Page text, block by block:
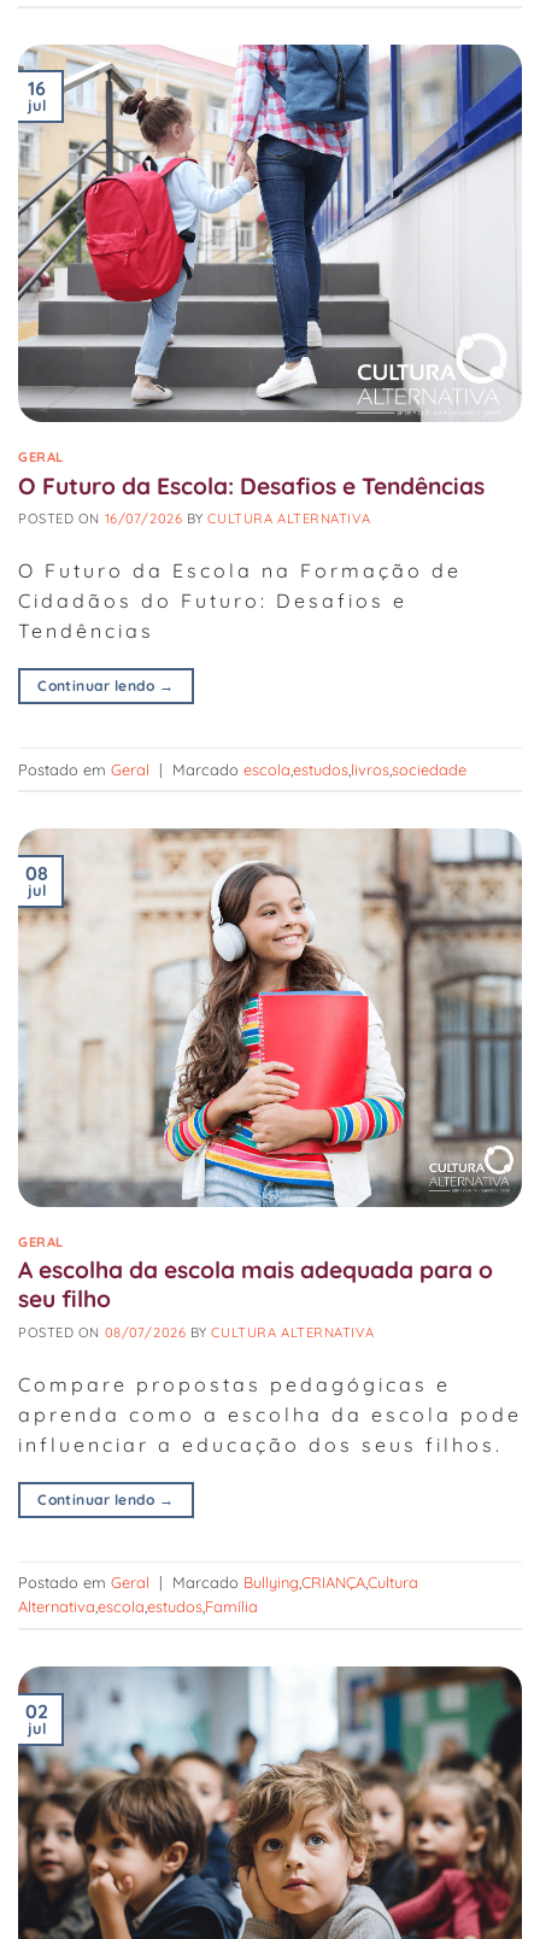
16
jul
GERAL
O Futuro da Escola: Desafios e Tendências
POSTED ON 16/07/2026 BYCULTURA ALTERNATIVA
O Futuro da Escola na Formação de
Cidadãos do Futuro: Desafios e
Tendências
Continuar lendo →
Postado em Geral | Marcado escolaestudoslivrossociedade
08
jul
GERAL
A escolha da escola mais adequada para o
seu filho
POSTED ON 08/07/2026 BYCULTURA ALTERNATIVA
Compare propostas pedagógicas e
aprenda como a escolha da escola pode
influenciar a educação dos seus filhos.
Continuar lendo →
Postado em Geral | Marcado Bullying,CRIANÇA,Cultura
Alternativa,escola,estudos,Família
02
jul